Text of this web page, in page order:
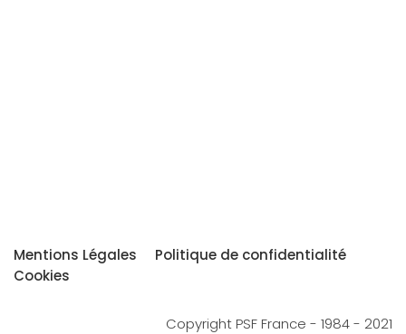
Mentions Légales
Politique de confidentialité
Cookies
Copyright PSF France - 1984 - 2021